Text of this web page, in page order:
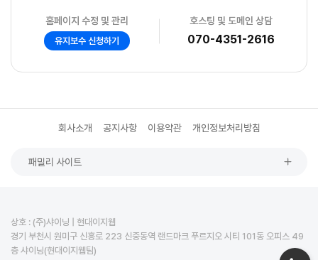
홈페이지 수정 및 관리
유지보수 신청하기
호스팅 및 도메인 상담
070-4351-2616
회사소개 공지사항 이용약관 개인정보처리방침
패밀리 사이트
상호 : (주)샤이닝 | 현대이지웹
경기 부천시 원미구 신흥로 223 신중동역 랜드마크 푸르지오 시티 101동 오피스 49
층 샤이닝(현대이지웹팀)